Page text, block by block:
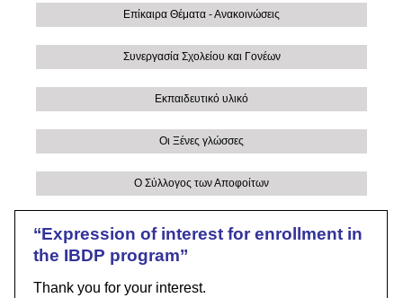
Επίκαιρα Θέματα - Ανακοινώσεις
Συνεργασία Σχολείου και Γονέων
Εκπαιδευτικό υλικό
Οι Ξένες γλώσσες
Ο Σύλλογος των Αποφοίτων
‘‘Expression of interest for enrollment in
the IBDP program’’
Thank you for your interest.